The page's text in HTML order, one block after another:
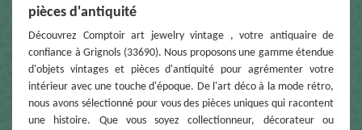
pièces d'antiquité
Découvrez Comptoir art jewelry vintage , votre antiquaire de
confiance à Grignols (33690). Nous proposons une gamme étendue
d'objets vintages et pièces d'antiquité pour agrémenter votre
intérieur avec une touche d'époque. De l'art déco à la mode rétro,
nous avons sélectionné pour vous des pièces uniques qui racontent
une histoire. Que vous soyez collectionneur, décorateur ou